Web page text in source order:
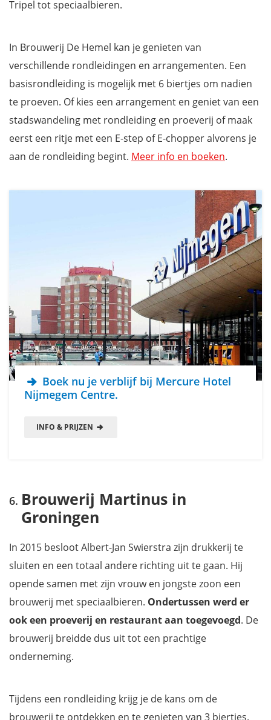
Tripel tot speciaalbieren.
In Brouwerij De Hemel kan je genieten van
verschillende rondleidingen en arrangementen. Een
basisrondleiding is mogelijk met 6 biertjes om nadien
te proeven. Of kies een arrangement en geniet van een
stadswandeling met rondleiding en proeverij of maak
eerst een ritje met een E-step of E-chopper alvorens je
aan de rondleiding begint. Meer info en boeken.
Boek nu je verblijf bij Mercure Hotel
Nijmegem Centre.
INFO & PRIJZEN
Brouwerij Martinus in
Groningen
In 2015 besloot Albert-Jan Swierstra zijn drukkerij te
sluiten en een totaal andere richting uit te gaan. Hij
opende samen met zijn vrouw en jongste zoon een
brouwerij met speciaalbieren. Ondertussen werd er
ook een proeverij en restaurant aan toegevoegd. De
brouwerij breidde dus uit tot een prachtige
onderneming.
Tijdens een rondleiding krijg je de kans om de
brouwerij te ontdekken en te genieten van 3 biertjes.